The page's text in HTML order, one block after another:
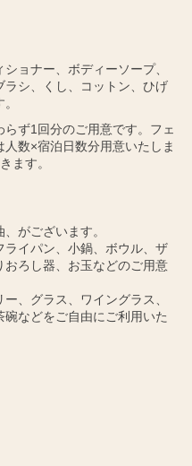
ョナー、ボディーソープ、
シ、くし、コットン、ひげ
ず1回分のご用意です。フェ
数×宿泊日数分用意いたしま
ます。
がございます。
イパン、小鍋、ボウル、ザ
おろし器、お玉などのご用意
、グラス、ワイングラス、
などをご自由にご利用いた